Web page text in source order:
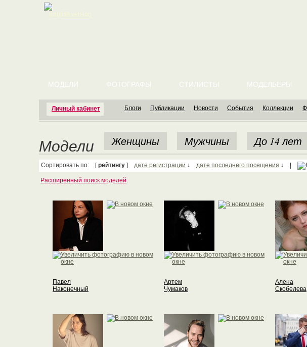
Личный кабинет
МОДЕЛИ ФОТОГРАФЫ СТИЛИСТЫ МОДЕЛЬЕРЫ
Блоги Публикации Новости События Коллекции
Модели Женщины Мужчины До 14 лет
Сортировать по: [рейтингу ] дате регистрации ↓ дате последнего посещения ↓ |
Расширенный поиск моделей
Павел
Наконечный
Артем
Чумаков
Алена
Скобелева